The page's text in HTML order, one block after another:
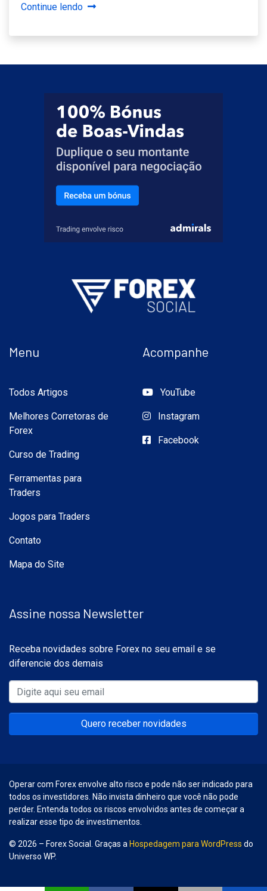
Continue lendo
Menu
Todos Artigos
Melhores Corretoras de
Forex
Curso de Trading
Ferramentas para
Traders
Jogos para Traders
Contato
Mapa do Site
Acompanhe
YouTube
Instagram
Facebook
Assine nossa Newsletter
Receba novidades sobre Forex no seu email e se
diferencie dos demais
Quero receber novidades
Operar com Forex envolve alto risco e pode não ser indicado para
todos os investidores. Não invista dinheiro que você não pode
perder. Entenda todos os riscos envolvidos antes de começar a
realizar esse tipo de investimentos.
© 2026 – Forex Social. Graças a Hospedagem para WordPress do
Universo WP.